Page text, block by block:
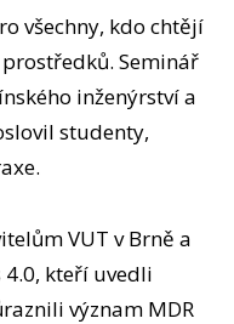
všechny, kdo chtějí
Seminář
inženýrství a
studenty,
VUT v Brně a
4.0, kteří uvedli
význam MDR